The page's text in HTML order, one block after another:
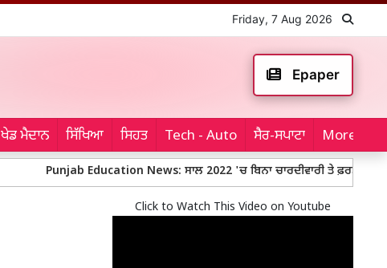
Friday, 7 Aug 2026
Epaper
ਖੇਡ ਮੈਦਾਨ ਸਿੱਖਿਆ ਸਿਹਤ Tech - Auto ਸੈਰ-ਸਪਾਟਾ More...
Punjab Education News: ਸਾਲ 2022 'ਚ ਬਿਨਾ ਚਾਰਦੀਵਾਰੀ ਤੇ ਫ਼ਰਸ਼ 'ਤੇ ਬੈਠ ਕੇ
Click to Watch This Video on Youtube